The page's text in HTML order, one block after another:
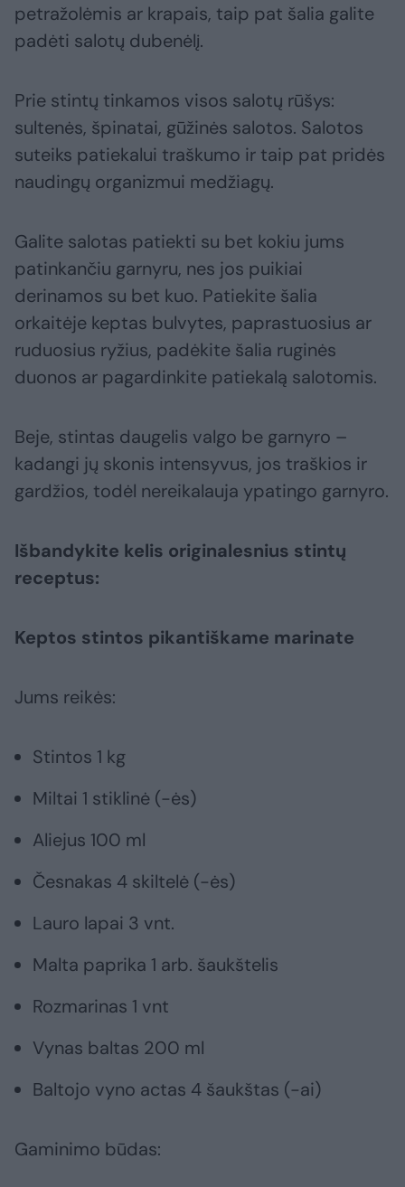
petražolėmis ar krapais, taip pat šalia galite
padėti salotų dubenėlį.
Prie stintų tinkamos visos salotų rūšys:
sultenės, špinatai, gūžinės salotos. Salotos
suteiks patiekalui traškumo ir taip pat pridės
naudingų organizmui medžiagų.
Galite salotas patiekti su bet kokiu jums
patinkančiu garnyru, nes jos puikiai
derinamos su bet kuo. Patiekite šalia
orkaitėje keptas bulvytes, paprastuosius ar
ruduosius ryžius, padėkite šalia ruginės
duonos ar pagardinkite patiekalą salotomis.
Beje, stintas daugelis valgo be garnyro –
kadangi jų skonis intensyvus, jos traškios ir
gardžios, todėl nereikalauja ypatingo garnyro.
Išbandykite kelis originalesnius stintų
receptus:
Keptos stintos pikantiškame marinate
Jums reikės:
Stintos 1 kg
Miltai 1 stiklinė (-ės)
Aliejus 100 ml
Česnakas 4 skiltelė (-ės)
Lauro lapai 3 vnt.
Malta paprika 1 arb. šaukštelis
Rozmarinas 1 vnt
Vynas baltas 200 ml
Baltojo vyno actas 4 šaukštas (-ai)
Gaminimo būdas: